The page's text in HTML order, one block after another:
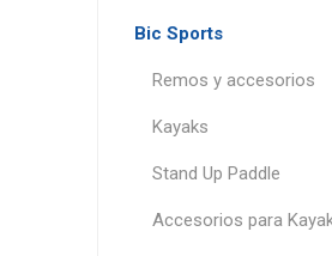
Bic Sports
Remos y accesorios
Kayaks
Stand Up Paddle
Accesorios para